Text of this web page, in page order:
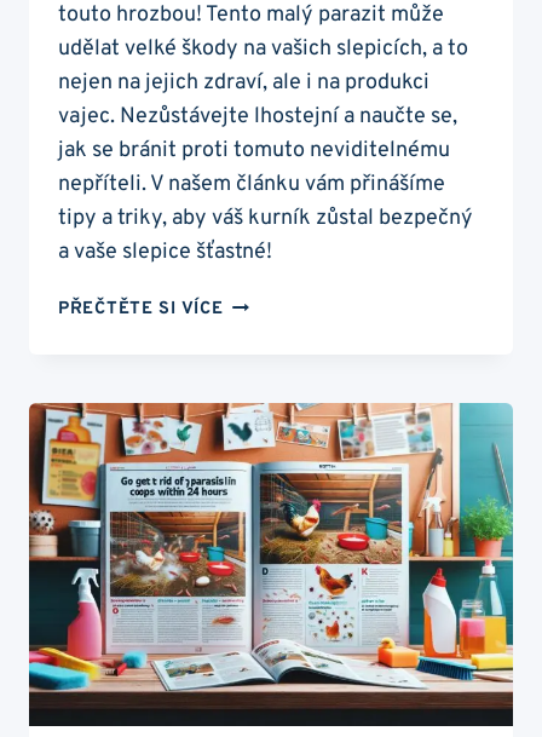
touto hrozbou! Tento malý parazit může
udělat velké škody na vašich slepicích, a to
nejen na jejich zdraví, ale i na produkci
vajec. Nezůstávejte lhostejní a naučte se,
jak se bránit proti tomuto neviditelnému
nepříteli. V našem článku vám přinášíme
tipy a triky, aby váš kurník zůstal bezpečný
a vaše slepice šťastné!
PŘEČTĚTE SI VÍCE ČMELÍK
KURNÍK
PŘED
TOUTO
HROZBOU!